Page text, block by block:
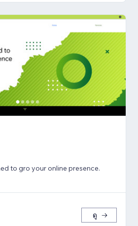
to gro your online presence.
ดู